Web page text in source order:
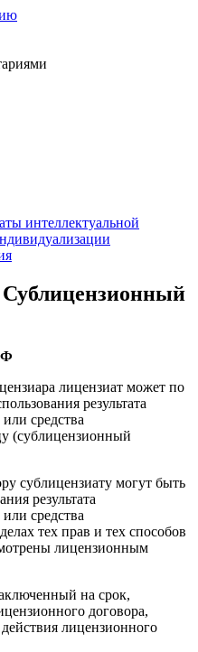
интеллектуальной
лицензиат может по
результата
средства
(сублицензионный
сублицензиату могут быть
результата
средства
тех прав и тех способов
лицензионным
на срок,
договора,
лицензионного